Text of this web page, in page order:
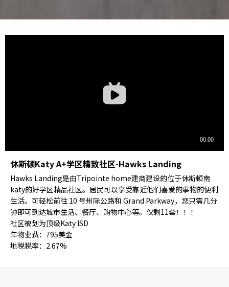
休斯顿Katy A+学区精致社区-Hawks Landing
Hawks Landing是由Tripointe home建商建设的位于休斯顿南
katy的好学区精品社区。居民可以享受靠近他们喜爱的事物的便利
生活。可轻松前往 10 号州际公路和 Grand Parkway，您只需几分
钟即可到达城市生活、餐厅、购物中心等。仅剩11套！！！
社区被划为顶级Katy ISD
年物业费：795美金
地税税率：2.67%